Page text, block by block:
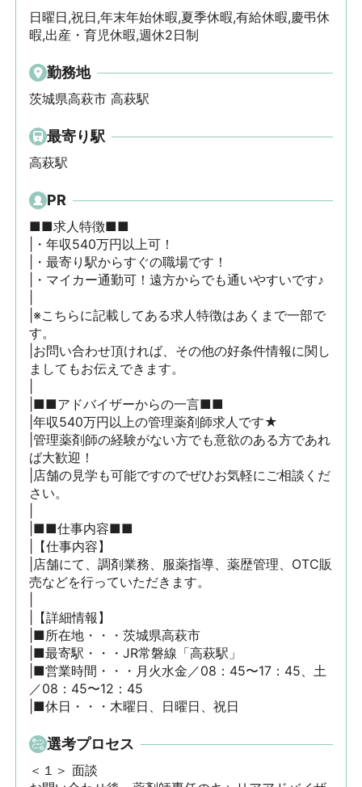
日曜日,祝日,年末年始休暇,夏季休暇,有給休暇,慶弔休
暇,出産・育児休暇,週休2日制
勤務地
茨城県高萩市 高萩駅
最寄り駅
高萩駅
PR
■■求人特徴■■
|・年収540万円以上可！
|・最寄り駅からすぐの職場です！
|・マイカー通勤可！遠方からでも通いやすいです♪
|※こちらに記載してある求人特徴はあくまで一部で
す。
|お問い合わせ頂ければ、その他の好条件情報に関し
ましてもお伝えできます。
|■■アドバイザーからの一言■■
|年収540万円以上の管理薬剤師求人です★
|管理薬剤師の経験がない方でも意欲のある方であれ
ば大歓迎！
|店舗の見学も可能ですのでぜひお気軽にご相談くだ
さい。
|■■仕事内容■■
|【仕事内容】
|店舗にて、調剤業務、服薬指導、薬歴管理、OTC販
売などを行っていただきます。
|【詳細情報】
|■所在地・・・茨城県高萩市
|■最寄駅・・・JR常磐線「高萩駅」
|■営業時間・・・月火水金／08：45〜17：45、土
／08：45〜12：45
|■休日・・・木曜日、日曜日、祝日
選考プロセス
＜１＞ 面談